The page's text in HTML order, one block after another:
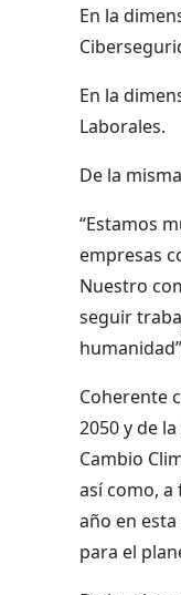
En la
En la
Laborales.
De la
“Estamos
empresas
Nuestro
seguir
Coherente
2050 y de
Cambio
así como, a
año en
para el